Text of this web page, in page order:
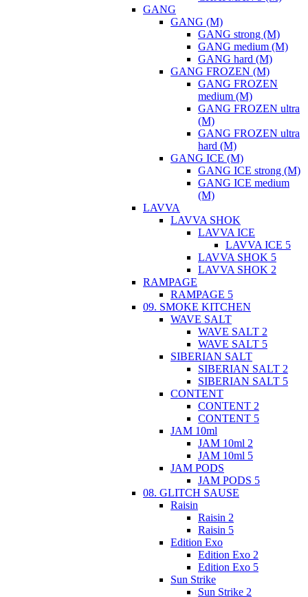
GANG
GANG (M)
GANG strong (М)
GANG medium (М)
GANG hard (М)
GANG FROZEN (M)
GANG FROZEN
medium (М)
GANG FROZEN ultra
(М)
GANG FROZEN ultra
hard (М)
GANG ICE (M)
GANG ICE strong (М)
GANG ICE medium
(М)
LAVVA
LAVVA SHOK
LAVVA ICE
LAVVA ICE 5
LAVVA SHOK 5
LAVVA SHOK 2
RAMPAGE
RAMPAGE 5
09. SMOKE KITCHEN
WAVE SALT
WAVE SALT 2
WAVE SALT 5
SIBERIAN SALT
SIBERIAN SALT 2
SIBERIAN SALT 5
CONTENT
CONTENT 2
CONTENT 5
JAM 10ml
JAM 10ml 2
JAM 10ml 5
JAM PODS
JAM PODS 5
08. GLITCH SAUSE
Raisin
Raisin 2
Raisin 5
Edition Exo
Edition Exo 2
Edition Exo 5
Sun Strike
Sun Strike 2